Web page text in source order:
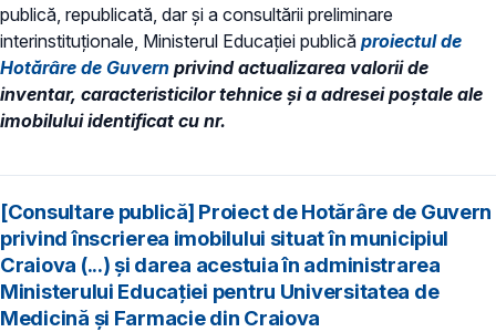
publică, republicată, dar și a consultării preliminare
interinstituționale, Ministerul Educaţiei publică proiectul de
Hotărâre de Guvern privind actualizarea valorii de
inventar, caracteristicilor tehnice și a adresei poștale ale
imobilului identificat cu nr.
[Consultare publică] Proiect de Hotărâre de Guvern
privind înscrierea imobilului situat în municipiul
Craiova (...) și darea acestuia în administrarea
Ministerului Educației pentru Universitatea de
Medicină și Farmacie din Craiova